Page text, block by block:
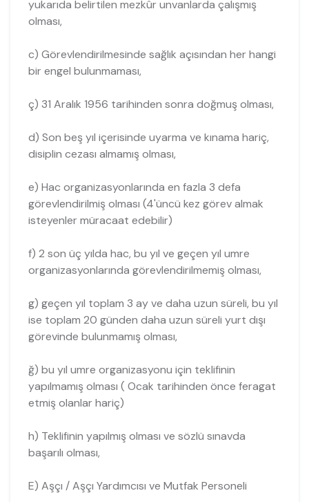
yukarıda belirtilen mezkûr unvanlarda çalışmış
olması,
c) Görevlendirilmesinde sağlık açısından her hangi
bir engel bulunmaması,
ç) 31 Aralık 1956 tarihinden sonra doğmuş olması,
d) Son beş yıl içerisinde uyarma ve kınama hariç,
disiplin cezası almamış olması,
e) Hac organizasyonlarında en fazla 3 defa
görevlendirilmiş olması (4'üncü kez görev almak
isteyenler müracaat edebilir)
f) 2 son üç yılda hac, bu yıl ve geçen yıl umre
organizasyonlarında görevlendirilmemiş olması,
g) geçen yıl toplam 3 ay ve daha uzun süreli, bu yıl
ise toplam 20 günden daha uzun süreli yurt dışı
görevinde bulunmamış olması,
ğ) bu yıl umre organizasyonu için teklifinin
yapılmamış olması ( Ocak tarihinden önce feragat
etmiş olanlar hariç)
h) Teklifinin yapılmış olması ve sözlü sınavda
başarılı olması,
E) Aşçı / Aşçı Yardımcısı ve Mutfak Personeli